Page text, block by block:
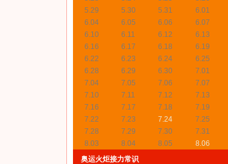
5.29
5.30 5.31 6.01
6.04
6.05 6.06 6.07
6.10
6.11 6.12 6.13
6.16
6.17 6.18 6.19
6.22
6.23 6.24 6.25
6.28
6.29 6.30 7.01
7.04
7.05 7.06 7.07
7.10
7.11 7.12 7.13
7.16
7.17 7.18 7.19
7.22
7.23 7.24 7.25
7.28
7.29 7.30 7.31
8.03
8.04 8.05 8.06
奥运火炬接力常识